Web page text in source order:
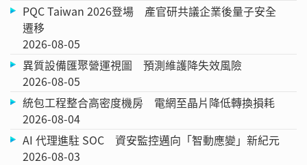
PQC Taiwan 2026登場 產官研共議企業後量子安全
遷移
2026-08-05
異質設備匯聚營運視圖 預測維護降失效風險
2026-08-05
統包工程整合高密度機房 電網至晶片降低轉換損耗
2026-08-04
AI 代理進駐 SOC 資安監控邁向「智動應變」新紀元
2026-08-03